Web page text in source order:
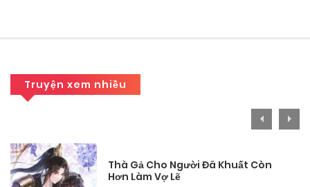
Tháng 9 28, 2025
Tháng 9 28, 2025
Truyện xem nhiều
Thà Gả Cho Người Đã Khuất Còn
Hơn Làm Vợ Lẽ